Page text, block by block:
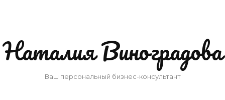
Наталия Виноградова
Ваш персональный бизнес-консультант